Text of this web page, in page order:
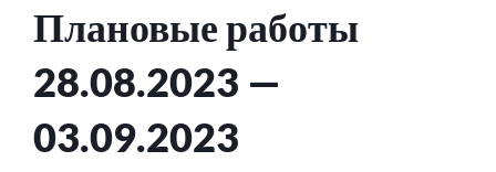
Плановые работы
28.08.2023 —
03.09.2023